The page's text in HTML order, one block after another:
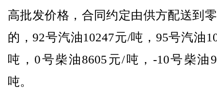
高批发价格，合同约定由供方配送到
的，92号汽油10247元/吨，95号汽油
吨，0号柴油8605元/吨，-10号柴油
吨。